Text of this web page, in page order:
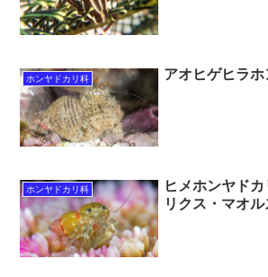
ホンヤドカリ科 アオヒゲヒラホ
ホンヤドカリ科
ヒメホンヤド
リクス・マオル